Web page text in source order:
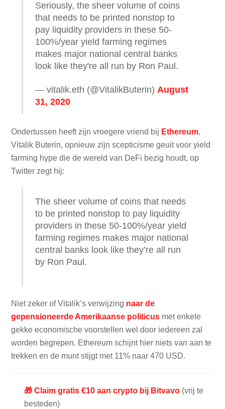
Seriously, the sheer volume of coins
that needs to be printed nonstop to
pay liquidity providers in these 50-
100%/year yield farming regimes
makes major national central banks
look like they're all run by Ron Paul.
— vitalik.eth (@VitalikButerin) August
31, 2020
Ondertussen heeft zijn vroegere vriend bij Ethereum,
Vitalik Buterin, opnieuw zijn scepticisme geuit voor yield
farming hype die de wereld van DeFi bezig houdt, op
Twitter zegt hij:
The sheer volume of coins that needs
to be printed nonstop to pay liquidity
providers in these 50-100%/year yield
farming regimes makes major national
central banks look like they’re all run
by Ron Paul.
Niet zeker of Vitalik’s verwijzing naar de
gepensioneerde Amerikaanse politicus met enkele
gekke economische voorstellen wel door iedereen zal
worden begrepen. Ethereum schijnt hier niets van aan te
trekken en de munt stijgt met 11% naar 470 USD.
🎁 Claim gratis €10 aan crypto bij Bitvavo (vrij te
besteden)